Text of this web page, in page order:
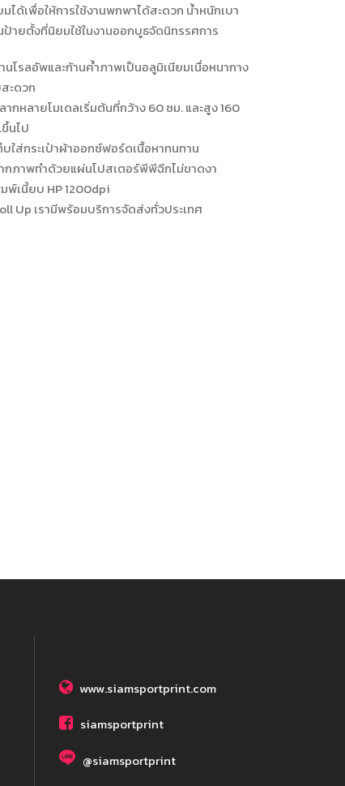
มได้เพื่อให้การใช้งานพกพาได้สะดวก น้ำหนักเบา
ป้ายตั้งที่นิยมใช้ในงานออกบูธจัดนิทรรศการ
นโรลอัพและก้านค้ำภาพเป็นอลูมิเนียมเนื่อหนากาง
ะดวก
ากหลายโมเดลเริ่มต้นที่กว้าง 60 ซม. และสูง 160
นไป
บใส่กระเป๋าผ้าออกซ์ฟอร์ดเนื้อหาทนทาน
กภาพทำด้วยแผ่นโปสเตอร์พีพีฉีกไม่ขาดงา
พ์เนี้ยบ HP 1200dpi
Up เรามีพร้อมบริการจัดส่งทั่วประเทศ
www.siamsportprint.com
siamsportprint
@siamsportprint